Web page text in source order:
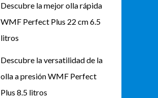
Descubre la mejor olla rápida
WMF Perfect Plus 22 cm 6.5
litros
Descubre la versatilidad de la
olla a presión WMF Perfect
Plus 8.5 litros